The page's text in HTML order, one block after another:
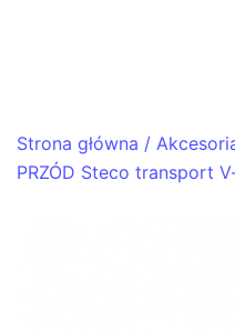
Strona główna /
PRZÓD Steco transport